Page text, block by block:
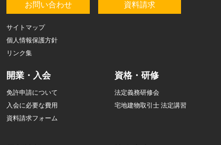
お問い合わせ 資料請求
サイトマップ
個人情報保護方針
リンク集
開業・入会
免許申請について
入会に必要な費用
資料請求フォーム
資格・研修
法定義務研修会
宅地建物取引士 法定講習